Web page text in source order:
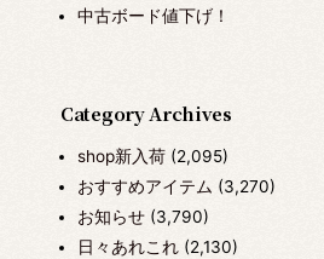
中古ボード値下げ！
Category Archives
shop新入荷(2,095)
おすすめアイテム (3,270)
お知らせ(3,790)
日々あれこれ(2,130)